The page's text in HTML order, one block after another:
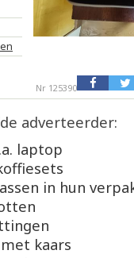
Nr 125390
adverteerder:
laptop
in hun
kaars